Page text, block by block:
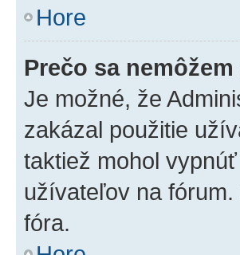
Hore
Prečo sa
Je možné, že
zakázal použitie
taktiež mohol
užívateľov na
fóra.